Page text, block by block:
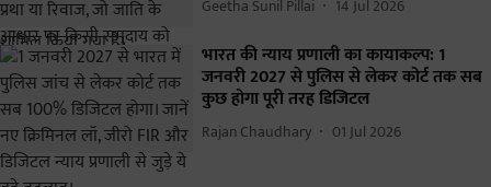
Geetha Sunil Pillai 14 Jul 2026
भारत की न्याय प्रणाली का कायाकल्प: 1
जनवरी 2027 से पुलिस से लेकर कोर्ट तक सब
कुछ होगा पूरी तरह डिजिटल
Rajan Chaudhary 01 Jul 2026